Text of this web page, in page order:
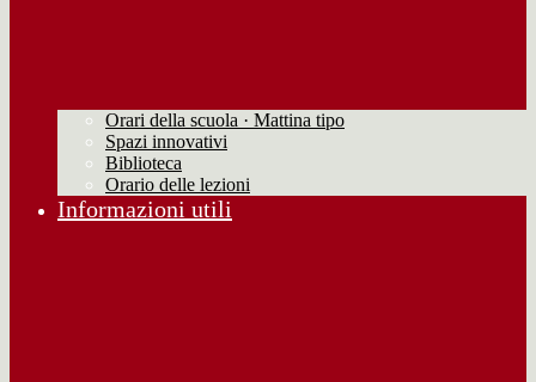
Orari della scuola · Mattina tipo
Spazi innovativi
Biblioteca
Orario delle lezioni
Informazioni utili